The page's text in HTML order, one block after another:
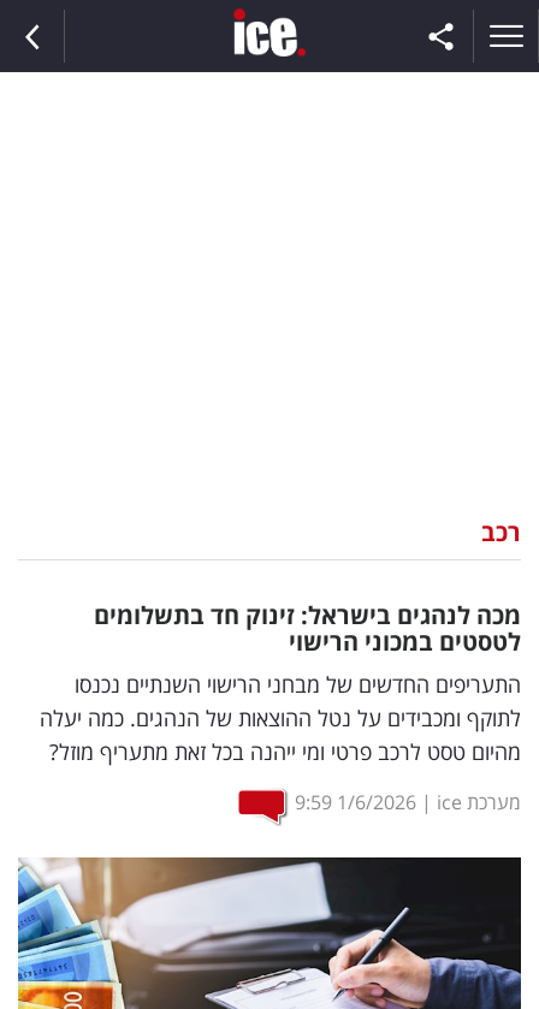
וצרכנות
דיגיטל
וטק
שיווק
ופרסום
דעות
רכב
מכה לנהגים בישראל: זינוק חד בתשלומים
לטסטים במכוני הרישוי
התעריפים החדשים של מבחני הרישוי השנתיים נכנסו
לתוקף ומכבידים על נטל ההוצאות של הנהגים. כמה יעלה
מהיום טסט לרכב פרטי ומי ייהנה בכל זאת מתעריף מוזל?
מערכת ice |
1/6/2026
9:59